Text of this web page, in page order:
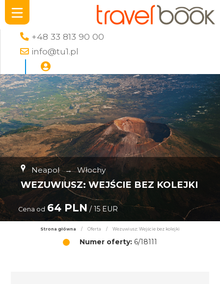
+48 33 813 90 00
info@tu1.pl
Neapol → Włochy
WEZUWIUSZ: WEJŚCIE BEZ KOLEJKI
Cena od 64 PLN / 15 EUR
Strona główna / Oferta / Wezuwiusz: Wejście bez kolejki
Numer oferty: 6/18111